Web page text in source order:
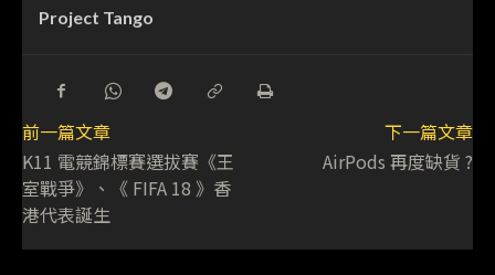
Project Tango
前一篇文章
K11 電競錦標賽選拔賽《王
室戰爭》、《 FIFA 18 》香
港代表誕生
下一篇文章
AirPods 再度缺貨 ?